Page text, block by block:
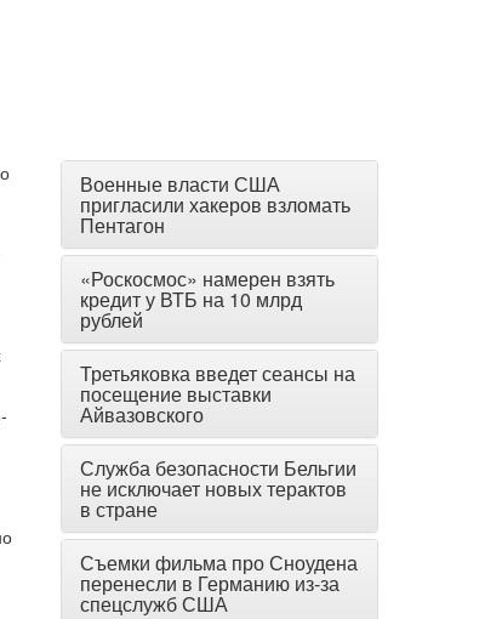
Военные власти США
пригласили хакеров взломать
Пентагон
«Роскосмос» намерен взять
кредит у ВТБ на 10 млрд
рублей
Третьяковка введет сеансы на
посещение выставки
Айвазовского
Служба безопасности Бельгии
не исключает новых терактов
в стране
Съемки фильма про Сноудена
перенесли в Германию из-за
спецслужб США